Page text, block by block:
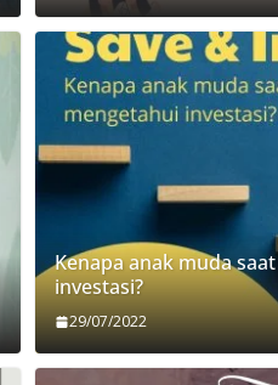
Kenapa anak muda
investasi?
29/07/2022